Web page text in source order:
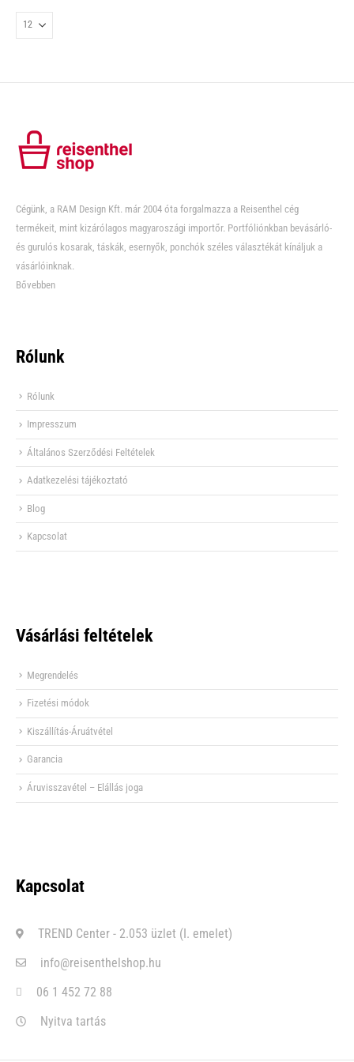
Cégünk, a RAM Design Kft. már 2004 óta forgalmazza a Reisenthel cég
termékeit, mint kizárólagos magyaroszági importőr. Portfóliónkban bevásárló-
és gurulós kosarak, táskák, esernyők, ponchók széles választékát kínáljuk a
vásárlóinknak.
Bővebben
Rólunk
Rólunk
Impresszum
Általános Szerződési Feltételek
Adatkezelési tájékoztató
Blog
Kapcsolat
Vásárlási feltételek
Megrendelés
Fizetési módok
Kiszállítás-Áruátvétel
Garancia
Áruvisszavétel – Elállás joga
Kapcsolat
TREND Center - 2.053 üzlet (I. emelet)
info@reisenthelshop.hu
06 1 452 72 88
Nyitva tartás